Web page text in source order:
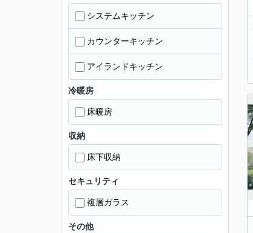
システムキッチン
カウンターキッチン
アイランドキッチン
冷暖房
床暖房
収納
床下収納
セキュリティ
複層ガラス
その他